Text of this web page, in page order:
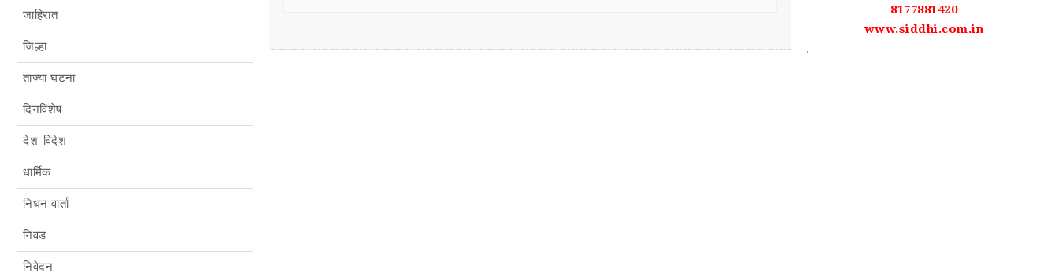
जाहिरात
जिल्हा
ताज्या घटना
दिनविशेष
देश-विदेश
धार्मिक
निधन वार्ता
निवड
निवेदन
8177881420
www.siddhi.com.in
.